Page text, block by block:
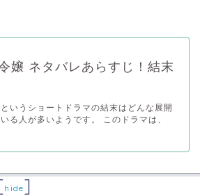
嬢 ネタバレあらすじ！結末
いうショートドラマの結末はどんな展開
る人が多いようです。 このドラマは、
hide]